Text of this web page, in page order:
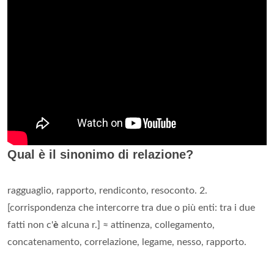
Qual è il sinonimo di relazione?
ragguaglio, rapporto, rendiconto, resoconto. 2.
[corrispondenza che intercorre tra due o più enti: tra i due
fatti non c'è alcuna r.] ≈ attinenza, collegamento,
concatenamento, correlazione, legame, nesso, rapporto.